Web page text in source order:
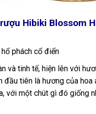
Hibiki Blossom
phách cổ điển
và tinh tế, hiện lên với
đầu tiên là hương của hoa
với một chút gì đó giống